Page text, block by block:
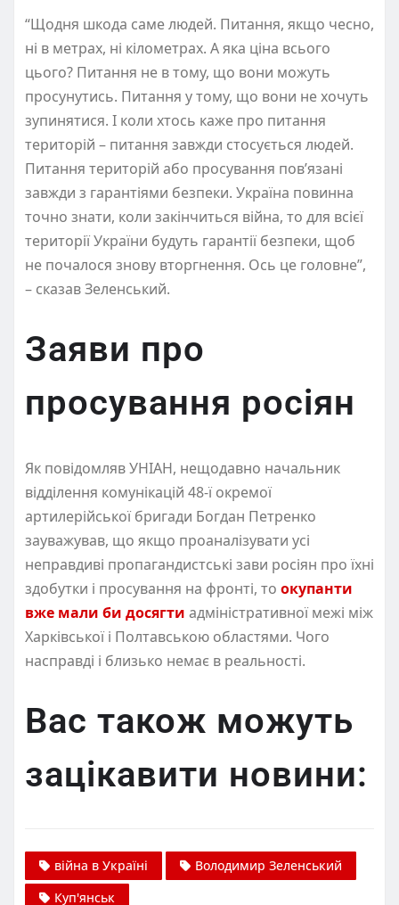
“Щодня шкода саме людей. Питання, якщо чесно,
ні в метрах, ні кілометрах. А яка ціна всього
цього? Питання не в тому, що вони можуть
просунутись. Питання у тому, що вони не хочуть
зупинятися. І коли хтось каже про питання
територій – питання завжди стосується людей.
Питання територій або просування пов’язані
завжди з гарантіями безпеки. Україна повинна
точно знати, коли закінчиться війна, то для всієї
території України будуть гарантії безпеки, щоб
не почалося знову вторгнення. Ось це головне”,
– сказав Зеленський.
Заяви про
просування росіян
Як повідомляв УНІАН, нещодавно начальник
відділення комунікацій 48-ї окремої
артилерійської бригади Богдан Петренко
зауважував, що якщо проаналізувати усі
неправдиві пропагандистські зави росіян про їхні
здобутки і просування на фронті, то окупанти
вже мали би досягти адміністративної межі між
Харківської і Полтавською областями. Чого
насправді і близько немає в реальності.
Вас також можуть
зацікавити новини:
війна в Україні
Володимир Зеленський
Куп'янськ